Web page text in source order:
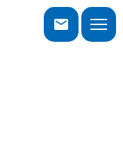
toggle